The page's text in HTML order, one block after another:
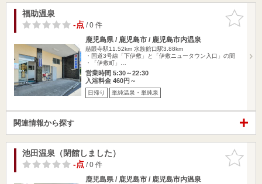
お気に入
りに追加
福助温泉
-点/ 0 件
鹿児島県 / 鹿児島市 / 鹿児島市内温泉
慈眼寺駅11.52km 水族館口駅3.88km
・国道3号線「下伊敷」と「伊敷ニュータウン入口」の間
・「伊敷町」…
営業時間 5:30～22:30
入浴料金 460円～
日帰り 単純温泉・単純泉
関連情報から探す
お気に入
りに追加
池田温泉（閉館しました）
-点/ 0 件
鹿児島県 / 鹿児島市 / 鹿児島市内温泉